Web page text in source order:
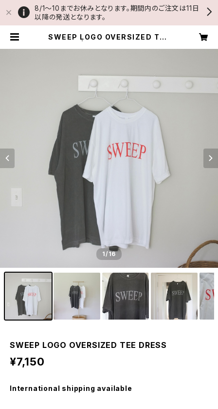
8/1〜10までお休みとなります。期間内のご注文は11日
以降の発送となります。
SWEEP LOGO OVERSIZED TEE
1/16
SWEEP LOGO OVERSIZED TEE DRESS
¥7,150
International shipping available